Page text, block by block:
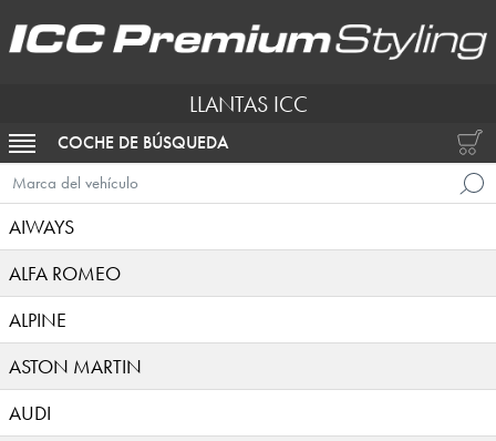
LLANTAS ICC
ACTIVAR NAVEGACIÓN
COCHE DE BÚSQUEDA
Marca del vehículo
AIWAYS
ALFA ROMEO
ALPINE
ASTON MARTIN
AUDI